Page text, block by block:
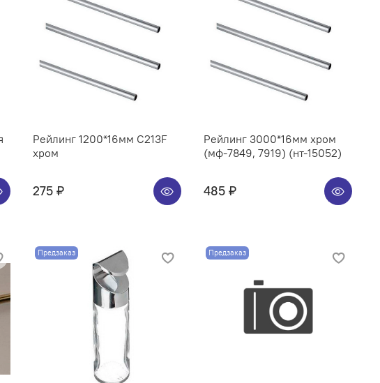
Рейлинг 1200*16мм C213F
хром
275 ₽
Рейлинг 3000*16мм хром
(мф-7849, 7919) (нт-15052)
485 ₽
Предзаказ Предзаказ